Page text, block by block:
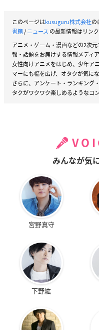
このページはkusuguru株式会社の
書籍/ニュース の最新情報はリン
アニメ・ゲーム・漫画などの2次
報・話題をお届けする情報メディ
女性向けアニメをはじめ、少年ア
マーにも幅を広げ、オタクが気に
さらに、アンケート・ランキング
タクがワクワク楽しめるようなコ
みんなが気
宮野真守
下野紘